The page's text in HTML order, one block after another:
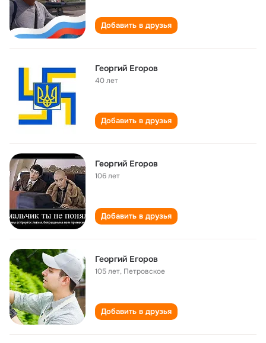
Добавить в друзья
Георгий Егоров
40 лет
Добавить в друзья
Георгий Егоров
106 лет
Добавить в друзья
Георгий Егоров
105 лет, Петровское
Добавить в друзья